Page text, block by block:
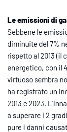
Le emissioni di
Sebbene le
diminuite del 7%
rispetto al 2013 (il
energetico, con il
virtuoso sembra
ha registrato un
2013 e 2023.
a superare i 2
pure i danni